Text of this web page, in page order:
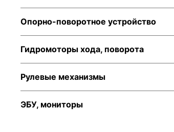
Опорно-поворотное устройство
Гидромоторы хода, поворота
Рулевые механизмы
ЭБУ, мониторы